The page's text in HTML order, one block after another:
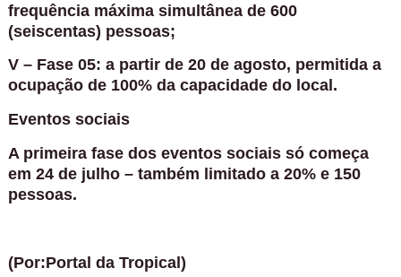
frequência máxima simultânea de 600
(seiscentas) pessoas;
V – Fase 05: a partir de 20 de agosto, permitida a
ocupação de 100% da capacidade do local.
Eventos sociais
A primeira fase dos eventos sociais só começa
em 24 de julho – também limitado a 20% e 150
pessoas.
(Por:Portal da Tropical)